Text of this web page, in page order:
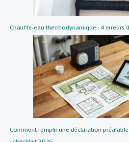
Chauffe-eau thermodynamique : 4 erreurs
Comment remplir une déclaration